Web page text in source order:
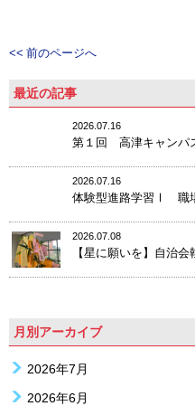
<< 前のページへ
最近の記事
2026.07.16
第１回 高津キャンパ
2026.07.16
体験型進路学習Ⅰ 職
2026.07.08
【星に願いを】自治
月別アーカイブ
2026年7月
2026年6月